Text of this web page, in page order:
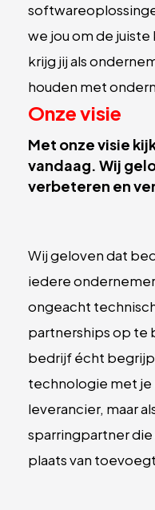
we jou om de
krijg jij als
houden met
Onze visie
Met onze visie
vandaag. Wij
verbeteren en
Wij geloven dat
iedere
ongeacht
partnerships op te
bedrijf écht
technologie met
leverancier, maar
sparringpartner
plaats van